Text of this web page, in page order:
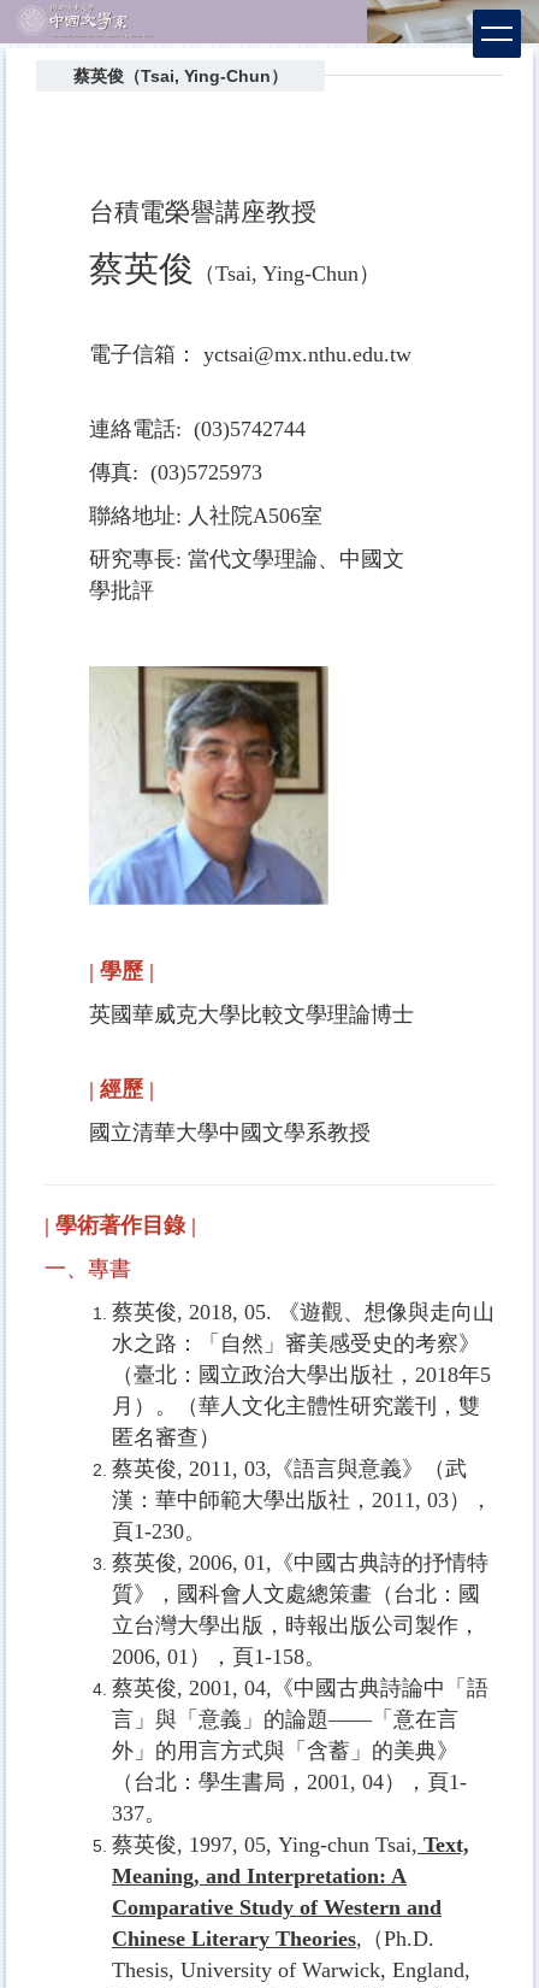
跳
到
蔡英俊（Tsai, Ying-Chun）
台積電榮譽講座教授
蔡英俊 （Tsai, Ying-Chun）
電子信箱： yctsai@mx.nthu.edu.tw
連絡電話: (03)5742744
傳真: (03)5725973
聯絡地址: 人社院A506室
研究專長: 當代文學理論、中國文
學批評
| 學歷 |
英國華威克大學比較文學理論博士
| 經歷 |
國立清華大學中國文學系教授
| 學術著作目錄 |
一、專書
蔡英俊, 2018, 05.
《遊觀、想像與走向山
水之路：「自然」審美感受史的考察》
（臺北：國立政治大學出版社， 2018年5
月）。（華人文化主體性研究叢刊，雙
匿名審查）
蔡英俊, 2011, 03, 《語言與意義》（武
漢：華中師範大學出版社， 2011, 03），
頁1-230。
蔡英俊, 2006, 01, 《中國古典詩的抒情特
質》，國科會人文處總策畫（台北：國
立台灣大學出版，時報出版公司製作，
2006, 01 ），頁1-158。
蔡英俊, 2001, 04, 《中國古典詩論中「語
言」與「意義」的論題——「意在言
外」的用言方式與「含蓄」的美典》
（台北：學生書局， 2001, 04），頁1-
337。
蔡英俊, 1997, 05, Ying-chun Tsai, Text,
Meaning, and Interpretation: A
Comparative Study of Western and
Chinese Literary Theories, （Ph.D.
Thesis, University of Warwick, England,